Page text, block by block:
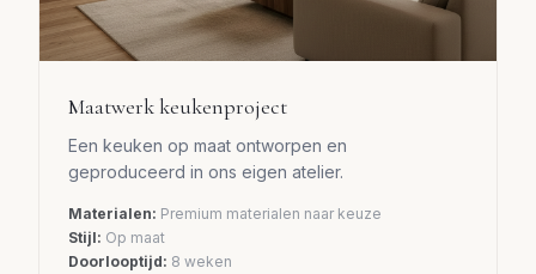
Maatwerk keukenproject
Een keuken op maat ontworpen en
geproduceerd in ons eigen atelier.
Materialen: Premium materialen naar keuze
Stijl: Op maat
Doorlooptijd: 8 weken